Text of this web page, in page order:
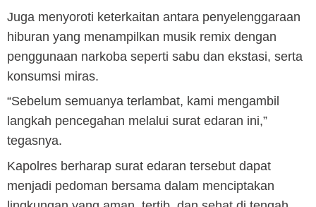
Juga menyoroti keterkaitan antara penyelenggaraan
hiburan yang menampilkan musik remix dengan
penggunaan narkoba seperti sabu dan ekstasi, serta
konsumsi miras.
“Sebelum semuanya terlambat, kami mengambil
langkah pencegahan melalui surat edaran ini,”
tegasnya.
Kapolres berharap surat edaran tersebut dapat
menjadi pedoman bersama dalam menciptakan